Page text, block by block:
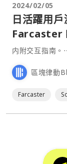
2024/02/05
日活躍用
Farcaster
Warpcast
内附交互指南
區塊律動
Farcaster